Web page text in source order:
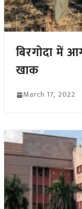
बिरगोदा में
खाक
March 17, 2022